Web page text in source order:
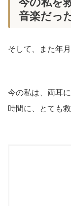
音楽だっ
そして、また年
今の私は、両耳
時間に、とても